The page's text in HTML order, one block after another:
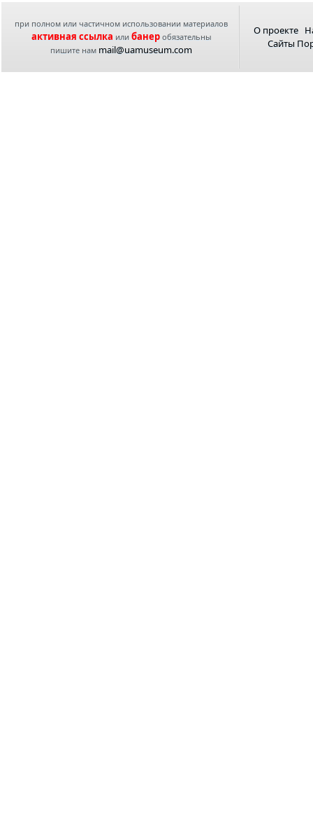
при полном или частичном использовании материалов
активная ссылка или банеробязательны
пишите нам mail@uamuseum.com
О проекте
Сайты